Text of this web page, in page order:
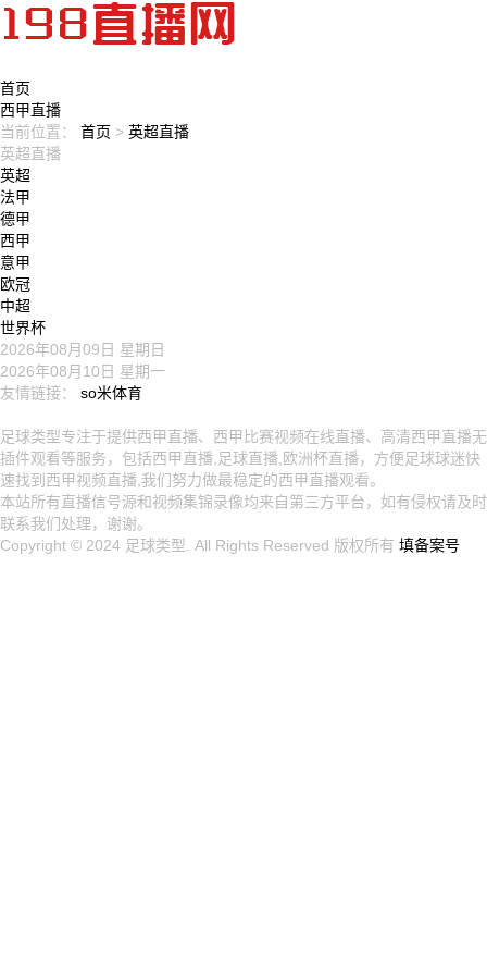
首页
西甲直播
当前位置： 首页 > 英超直播
英超直播
英超
法甲
德甲
西甲
意甲
欧冠
中超
世界杯
2026年08月09日 星期日
2026年08月10日 星期一
友情链接： so米体育
足球类型专注于提供西甲直播、西甲比赛视频在线直播、高清西甲直播无
插件观看等服务，包括西甲直播,足球直播,欧洲杯直播，方便足球球迷快
速找到西甲视频直播,我们努力做最稳定的西甲直播观看。
本站所有直播信号源和视频集锦录像均来自第三方平台，如有侵权请及时
联系我们处理，谢谢。
Copyright © 2024 足球类型 . All Rights Reserved 版权所有 填备案号